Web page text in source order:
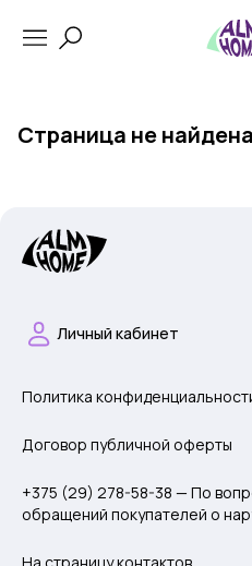
Страница не найдена
Личный кабинет
Политика
Договор публичной оферты
+375 (29) 278-58-38 — По
обращений покупателей о